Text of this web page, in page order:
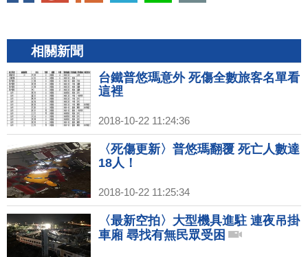
相關新聞
台鐵普悠瑪意外 死傷全數旅客名單看
這裡
2018-10-22 11:24:36
〈死傷更新〉普悠瑪翻覆 死亡人數達
18人！
2018-10-22 11:25:34
〈最新空拍〉大型機具進駐 連夜吊掛
車廂 尋找有無民眾受困